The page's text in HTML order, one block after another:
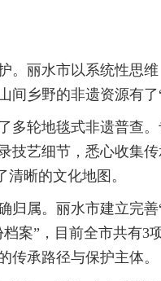
。丽水市以系统性思
乡野的非遗资源有了
多轮地毯式非遗普查
技艺细节，悉心收集
晰的文化地图。
归属。丽水市建立
案”，目前全市共有3
传承路径与保护主体。